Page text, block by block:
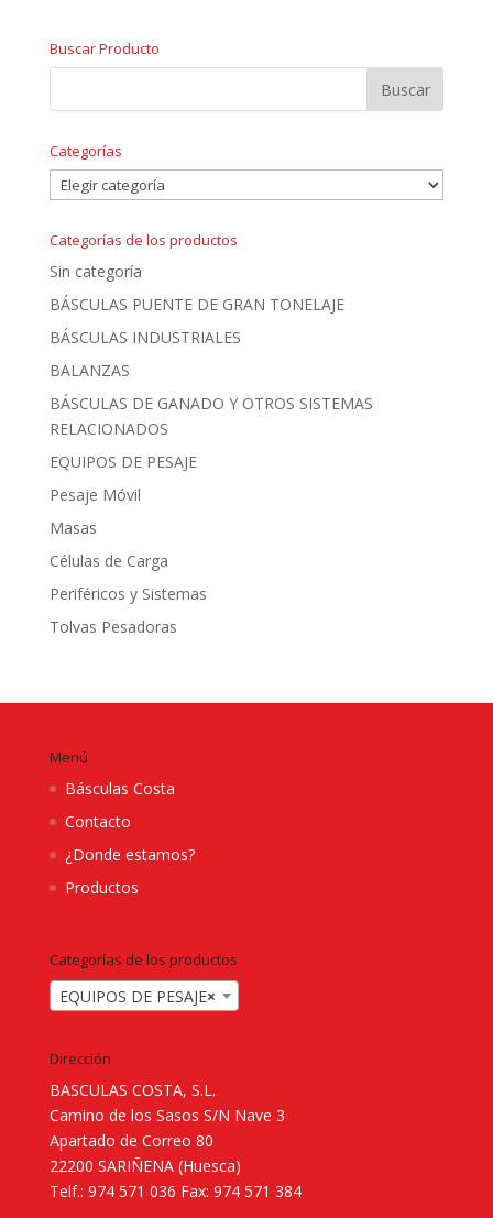
Buscar Producto
Categorías
Categorías
Categorías de los productos
Sin categoría
BÁSCULAS PUENTE DE GRAN TONELAJE
BÁSCULAS INDUSTRIALES
BALANZAS
BÁSCULAS DE GANADO Y OTROS SISTEMAS
RELACIONADOS
EQUIPOS DE PESAJE
Pesaje Móvil
Masas
Células de Carga
Periféricos y Sistemas
Tolvas Pesadoras
Menú
Básculas Costa
Contacto
¿Donde estamos?
Productos
Categorías de los productos
×
EQUIPOS DE PESAJE
Dirección
BASCULAS COSTA, S.L.
Camino de los Sasos S/N Nave 3
Apartado de Correo 80
22200 SARIÑENA (Huesca)
Telf.: 974 571 036 Fax: 974 571 384